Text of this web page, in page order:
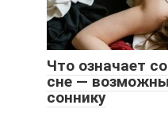
Что означает
сне —
соннику